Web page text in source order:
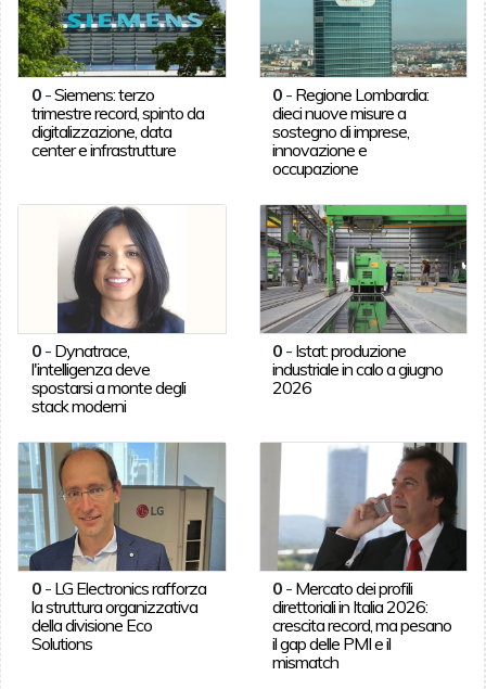
0-Siemens: terzo
trimestre record, spinto da
digitalizzazione, data
center e infrastrutture
0 - Regione Lombardia:
dieci nuove misure a
sostegno di imprese,
innovazione e
occupazione
0- Dynatrace,
l'intelligenza deve
spostarsi a monte degli
stack moderni
0 - Istat: produzione
industriale in calo a giugno
2026
0- LG Electronics rafforza
la struttura organizzativa
della divisione Eco
Solutions
0 - Mercato dei profili
direttoriali in Italia 2026:
crescita record, ma pesano
il gap delle PMI e il
mismatch